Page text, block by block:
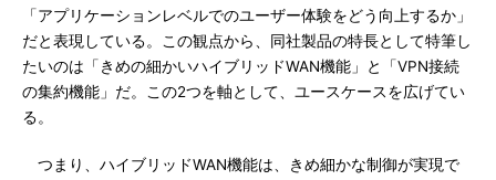
「アプリケーションレベルでのユーザー体験をどう向上するか」
だと表現している。この観点から、同社製品の特長として特筆し
たいのは「きめの細かいハイブリッドWAN機能」と「VPN接続
の集約機能」だ。この2つを軸として、ユースケースを広げてい
る。
つまり、ハイブリッドWAN機能は、きめ細かな制御が実現で